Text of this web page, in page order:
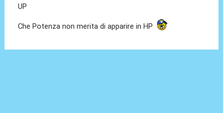
UP
Che Potenza non merita di apparire in HP